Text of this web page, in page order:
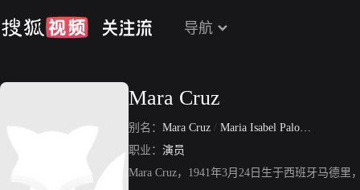
导航
Mara Cruz
别名： Mara Cruz / Maria Isabel Palomo Gonzalez
职业： 演员
Mara Cruz，1941年3月24日生于西班牙马德